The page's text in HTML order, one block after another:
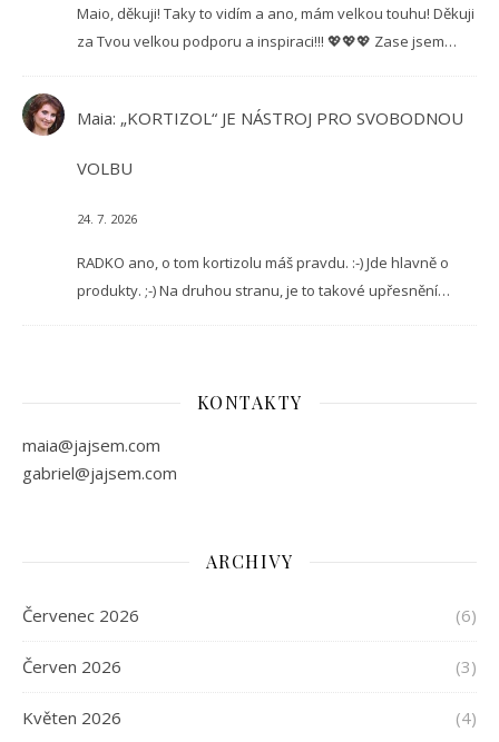
Maio, děkuji! Taky to vidím a ano, mám velkou touhu! Děkuji
za Tvou velkou podporu a inspiraci!!! 💖💖💖 Zase jsem…
Maia: „KORTIZOL“ JE NÁSTROJ PRO SVOBODNOU
VOLBU
24. 7. 2026
RADKO ano, o tom kortizolu máš pravdu. :-) Jde hlavně o
produkty. ;-) Na druhou stranu, je to takové upřesnění…
KONTAKTY
maia@jajsem.com
gabriel@jajsem.com
ARCHIVY
Červenec 2026 (6)
Červen 2026 (3)
Květen 2026 (4)